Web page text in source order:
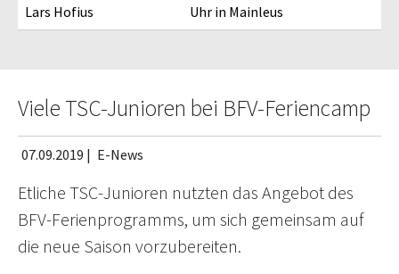
Lars Hofius
Uhr in Mainleus
Viele TSC-Junioren bei BFV-Feriencamp
07.09.2019 | E-News
Etliche TSC-Junioren nutzten das Angebot des
BFV-Ferienprogramms, um sich gemeinsam auf
die neue Saison vorzubereiten.